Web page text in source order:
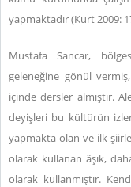
yapmaktadır (Kurt 2009:
Mustafa Sancar,
geleneğine gönül
içinde dersler almıştır.
deyişleri bu kültürün
yapmakta olan ve ilk
olarak kullanan âşık,
olarak kullanmıştır.